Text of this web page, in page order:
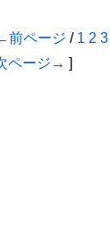
前ページ / 1 2 3
ページ→ ]